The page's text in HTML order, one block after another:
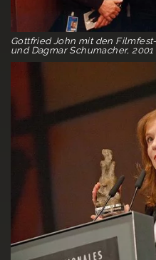
Gottfried John mit den
und Dagmar Schumacher, 2001